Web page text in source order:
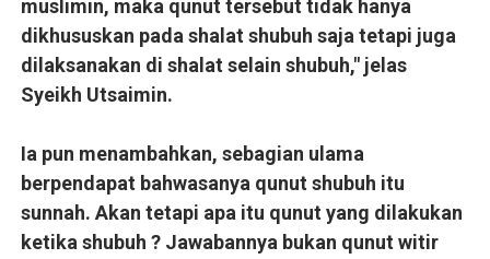
muslimin, maka qunut tersebut tidak hanya
dikhususkan pada shalat shubuh saja tetapi juga
dilaksanakan di shalat selain shubuh," jelas
Syeikh Utsaimin.
Ia pun menambahkan, sebagian ulama
berpendapat bahwasanya qunut shubuh itu
sunnah. Akan tetapi apa itu qunut yang dilakukan
ketika shubuh ? Jawabannya bukan qunut witir